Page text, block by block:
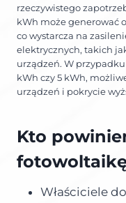
rzeczywistego
kWh może generować
co wystarcza na
elektrycznych, takich
urządzeń. W
kWh czy 5 kWh,
urządzeń i pokrycie
Kto
Właściciele